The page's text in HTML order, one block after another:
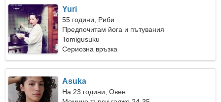
Yuri
55 години, Риби
Предпочитам йога и пътувания
Tomigusuku
Сериозна връзка
Asuka
На 23 години, Овен